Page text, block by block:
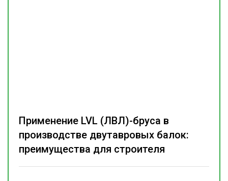
Применение LVL (ЛВЛ)-бруса в
производстве двутавровых балок:
преимущества для строителя